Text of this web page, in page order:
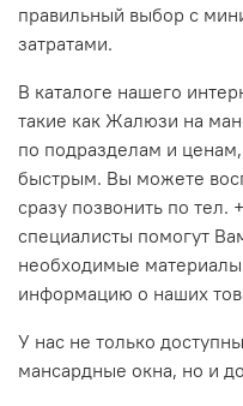
правильный выбор с
затратами.
В каталоге нашего
такие как Жалюзи на
по подразделам и
быстрым. Вы можете
сразу позвонить по
специалисты помогут
необходимые
информацию о наших
У нас не только
мансардные окна, но и